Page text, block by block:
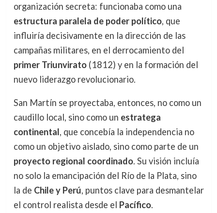
organización secreta: funcionaba como una
estructura paralela de poder político, que
influiría decisivamente en la dirección de las
campañas militares, en el derrocamiento del
primer Triunvirato(1812) y en la formación del
nuevo liderazgo revolucionario.
San Martín se proyectaba, entonces, no como un
caudillo local, sino como un estratega
continental, que concebía la independencia no
como un objetivo aislado, sino como parte de un
proyecto regional coordinado. Su visión incluía
no solo la emancipación del Río de la Plata, sino
la de Chile y Perú, puntos clave para desmantelar
el control realista desde el Pacífico.